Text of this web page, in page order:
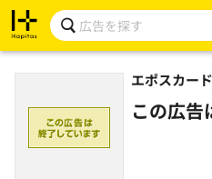
エポスカー
この広告